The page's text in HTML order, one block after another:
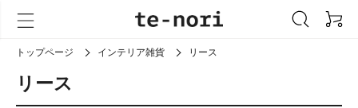
トップページ インテリア雑貨 リース
リース